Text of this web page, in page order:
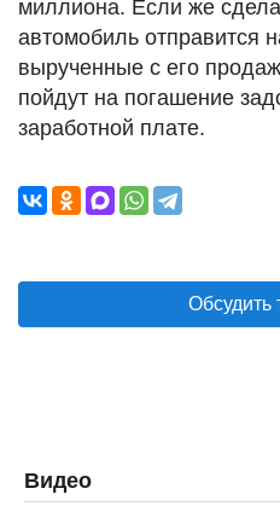
миллиона. Если же
автомобиль отправится
вырученные с его
пойдут на погашение
заработной плате.
Обсудить
Видео